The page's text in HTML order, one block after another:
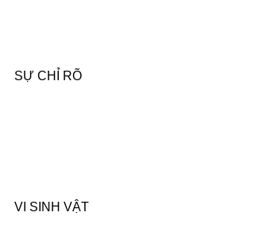
SỰ CHỈ RÕ
VI SINH VẬT